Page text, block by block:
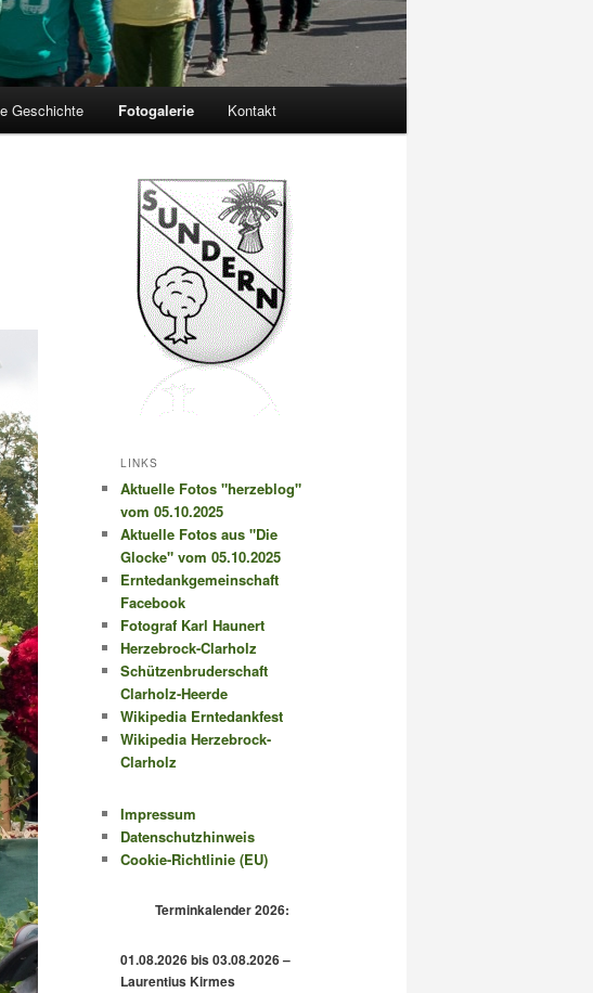
Geschichte Fotogalerie Kontakt
LINKS
Aktuelle Fotos "herzeblog"
vom 05.10.2025
Aktuelle Fotos aus "Die
Glocke" vom 05.10.2025
Erntedankgemeinschaft
Facebook
Fotograf Karl Haunert
Herzebrock-Clarholz
Schützenbruderschaft
Clarholz-Heerde
Wikipedia Erntedankfest
Wikipedia Herzebrock-
Clarholz
Impressum
Datenschutzhinweis
Cookie-Richtlinie (EU)
Terminkalender 2026:
01.08.2026 bis 03.08.2026 –
Laurentius Kirmes